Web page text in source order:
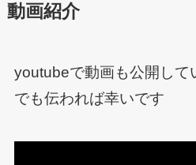
動画紹介
youtubeで動画も公開して
でも伝われば幸いです